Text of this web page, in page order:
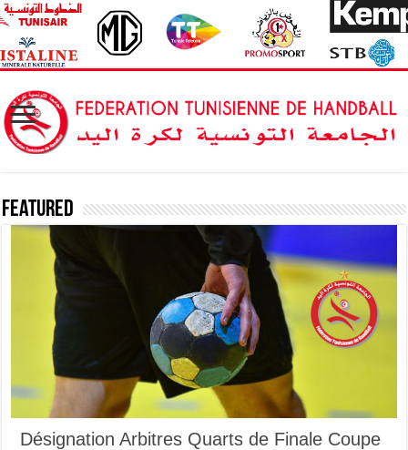
Featured
Désignation Arbitres Quarts de Finale Coupe